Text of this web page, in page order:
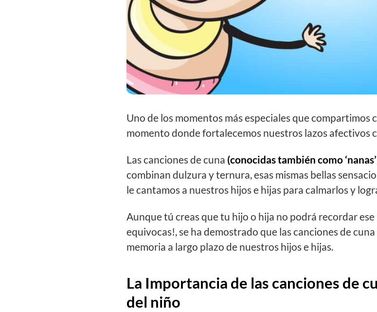
Uno de los momentos más especiales que compartimos
momento donde fortalecemos nuestros lazos afectivos
Las canciones de cuna (conocidas también como
combinan dulzura y ternura, esas mismas bellas
le cantamos a nuestros hijos e hijas para calmarlos y
Aunque tú creas que tu hijo o hija no podrá recordar
equivocas!, se ha demostrado que las canciones de
memoria a largo plazo de nuestros hijos e hijas.
La Importancia de las canciones de
del niño